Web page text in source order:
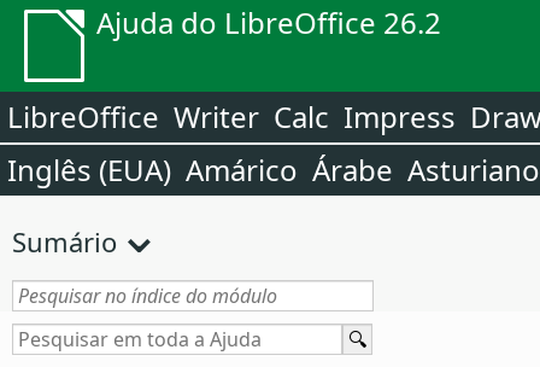
Ajuda do LibreOffice 26.2
LibreOffice Writer Calc Impress
Inglês (EUA) Amárico Árabe Asturiano
Sumário